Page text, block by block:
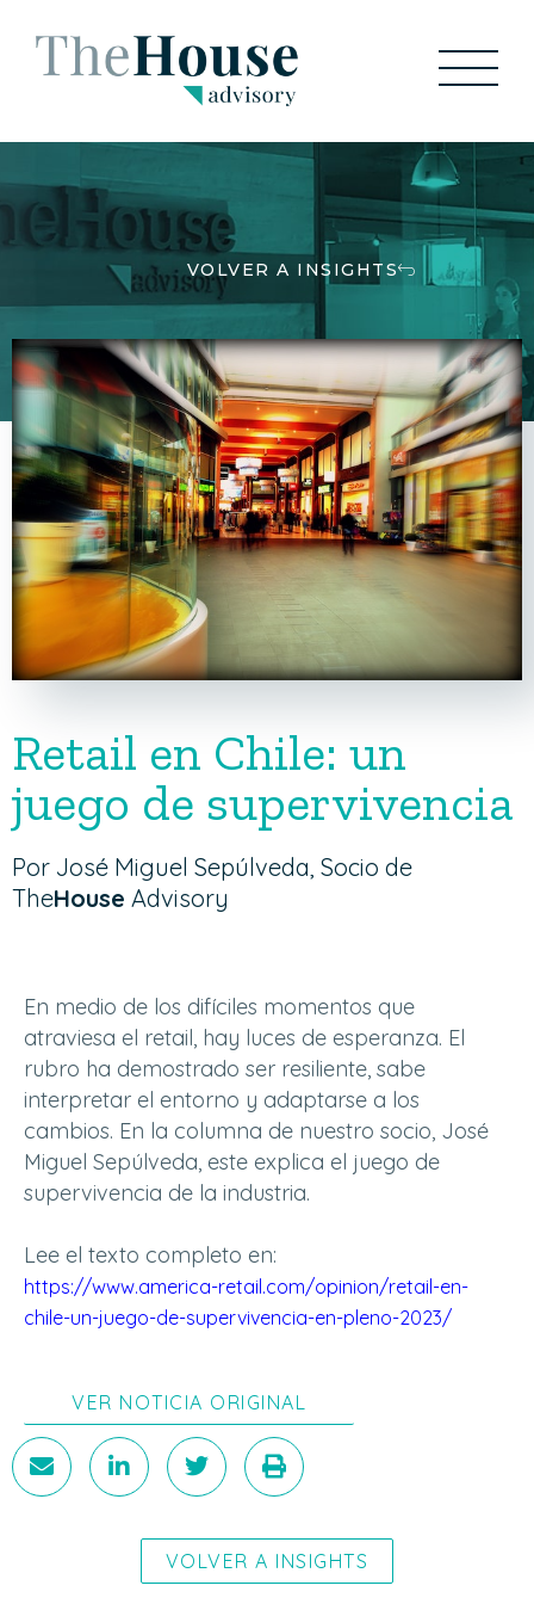
CONTACTO
VOLVER A INSIGHTS
Retail en Chile: un
juego de supervivencia
Por José Miguel Sepúlveda, Socio de
TheHouse Advisory
En medio de los difíciles momentos que
atraviesa el retail, hay luces de esperanza. El
rubro ha demostrado ser resiliente, sabe
interpretar el entorno y adaptarse a los
cambios. En la columna de nuestro socio, José
Miguel Sepúlveda, este explica el juego de
supervivencia de la industria.
Lee el texto completo en:
https://www.america-retail.com/opinion/retail-en-
chile-un-juego-de-supervivencia-en-pleno-2023/
VER NOTICIA ORIGINAL
VOLVER A INSIGHTS